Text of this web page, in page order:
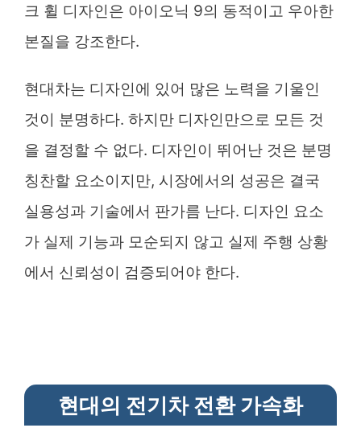
크 휠 디자인은 아이오닉 9의 동적이고 우아한
본질을 강조한다.
현대차는 디자인에 있어 많은 노력을 기울인
것이 분명하다. 하지만 디자인만으로 모든 것
을 결정할 수 없다. 디자인이 뛰어난 것은 분명
칭찬할 요소이지만, 시장에서의 성공은 결국
실용성과 기술에서 판가름 난다. 디자인 요소
가 실제 기능과 모순되지 않고 실제 주행 상황
에서 신뢰성이 검증되어야 한다.
현대의 전기차 전환 가속화